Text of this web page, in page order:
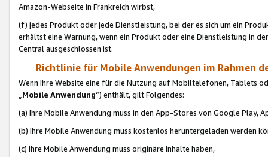
Amazon-Webseite in Frankreich wirbst,
(f) jedes Produkt oder jede Dienstleistung, bei der es sich um ein
erhältst eine Warnung, wenn ein Produkt oder eine Dienstleistung in
Central ausgeschlossen ist.
Richtlinie für Mobile Anwendungen im Rahmen
Wenn Ihre Website eine für die Nutzung auf Mobiltelefonen, Tablets
„Mobile Anwendung“) enthält, gilt Folgendes:
(a) Ihre Mobile Anwendung muss in den App-Stores von Google Play,
(b) Ihre Mobile Anwendung muss kostenlos heruntergeladen werden
(c) Ihre Mobile Anwendung muss originäre Inhalte haben,